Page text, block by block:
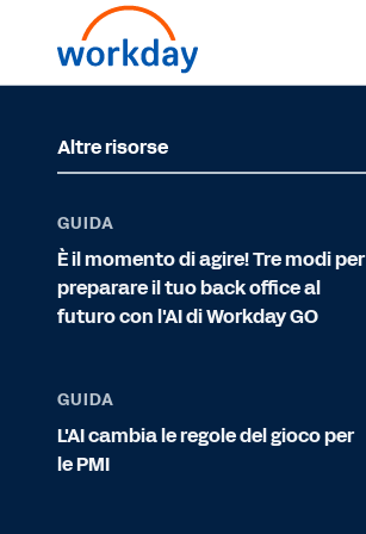
Altre risorse
GUIDA
È il momento di agire! Tre modi per
preparare il tuo back office al
futuro con l'AI di Workday GO
GUIDA
L'AI cambia le regole del gioco per
le PMI